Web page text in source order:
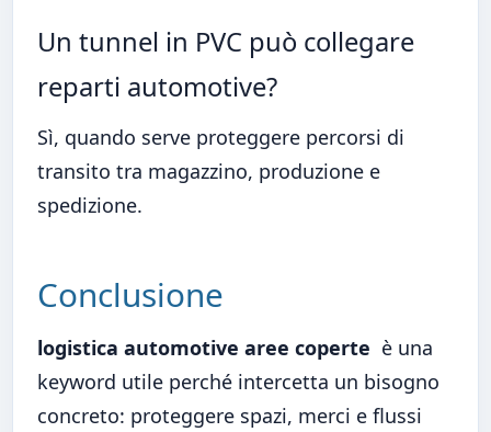
Un tunnel in PVC può collegare
reparti automotive?
Sì, quando serve proteggere percorsi di
transito tra magazzino, produzione e
spedizione.
Conclusione
logistica automotive aree coperte è una
keyword utile perché intercetta un bisogno
concreto: proteggere spazi, merci e flussi